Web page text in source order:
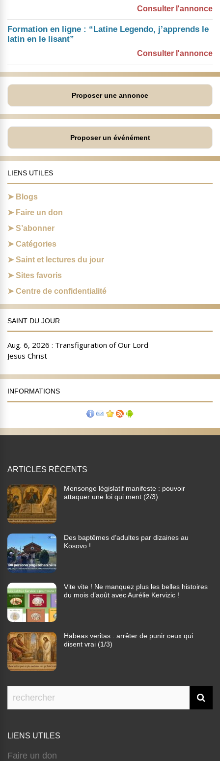
Consulter l'annonce
Formation en ligne : “Latine Legendo, j’apprends le
latin en le lisant”
Consulter l'annonce
Proposer une annonce
Proposer un événément
LIENS UTILES
Blogs
Faire un don
S’abonner
Catégories
Saint et lectures du jour
Sites favoris
Centre de confidentialité
SAINT DU JOUR
INFORMATIONS
ARTICLES RÉCENTS
Mensonge législatif manifeste : pouvoir
attaquer une loi qui ment (2/3)
Des baptêmes d’adultes par dizaines au
Kosovo !
Vite vite ! Ne manquez plus les belles histoires
du mois d’août avec Aurélie Kervizic !
Habeas veritas : arrêter de punir ceux qui
disent vrai (1/3)
LIENS UTILES
Faire un don